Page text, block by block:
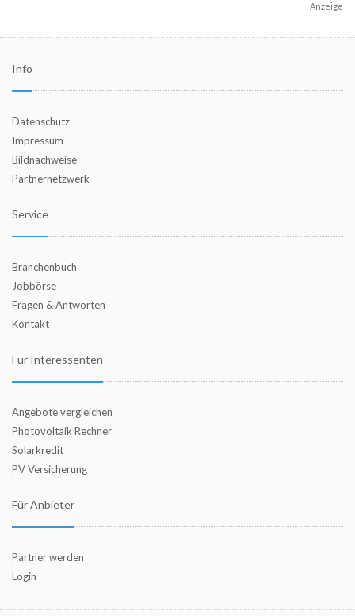
Anzeige
Info
Datenschutz
Impressum
Bildnachweise
Partnernetzwerk
Service
Branchenbuch
Jobbörse
Fragen & Antworten
Kontakt
Für Interessenten
Angebote vergleichen
Photovoltaik Rechner
Solarkredit
PV Versicherung
Für Anbieter
Partner werden
Login